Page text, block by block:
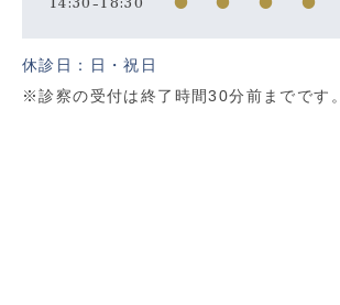
休診日：日・祝日
※診察の受付は終了時間30分前までです。